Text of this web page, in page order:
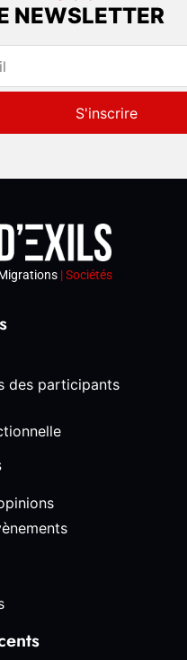
NEWSLETTER
S'inscrire
| Sociétés
des participants